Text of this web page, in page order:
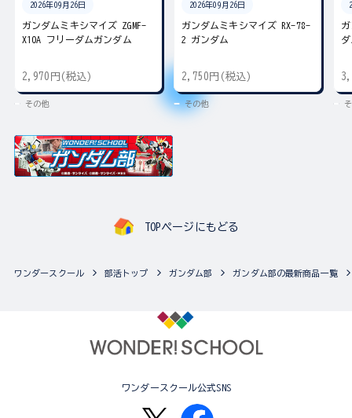
2026年09月26日
ガンダムミキシマイズ ZGMF-
X10A フリーダムガンダム
2,970円(税込)
その他
2026年09月26日
ガンダムミキシマイズ RX-78-
2 ガンダム
2,750円(税込)
その他
TOPページにもどる
ワンダースクール 部活トップ ガンダム部 ガンダム部の最新商品一覧
ワンダースクール公式SNS